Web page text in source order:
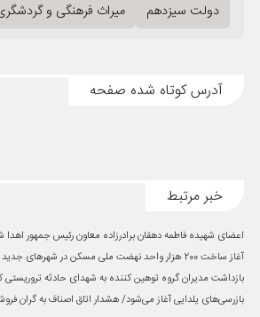
دولت سیزدهم میراث فرهنگی و
آدرس کوتاه شده صفحه
خبر مرتبط
اعضای شهیده فاطمه دهقان برادرزاده معاون رئیس جمهور اهدا
آغاز ساخت 200 هزار واحد نهضت ملی مسکن در شهرهای جدید
بازداشت مدیران گروه توهین کننده به شهدای حادثه تروریستی
بازرسی‌های یلدایی آغاز می‌شود/ هشدار اتاق اصناف به گران